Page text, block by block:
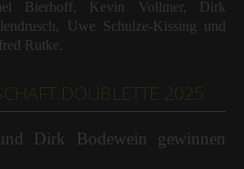
Bierhoff, Kevin Vollmer, Dirk
Uwe Schulze-Kissing und
Rutke.
Dirk Bodewein gewinnen